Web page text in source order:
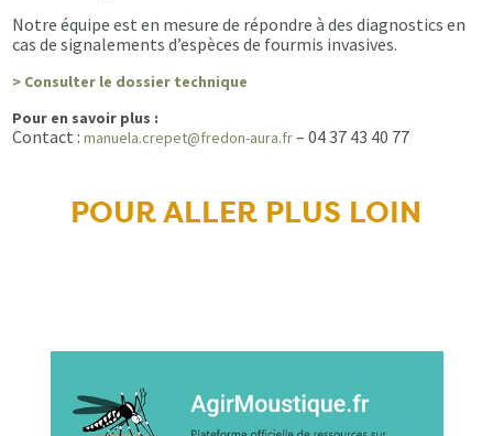
Notre équipe est en mesure de répondre à des diagnostics en
cas de signalements d’espèces de fourmis invasives.
> Consulter le dossier technique
Pour en savoir plus :
Contact :manuela.crepet@fredon-aura.fr– 04 37 43 40 77
POUR ALLER PLUS LOIN